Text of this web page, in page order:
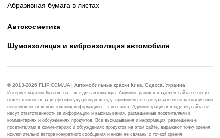
Абразивная бумага в листах
Автокосметика
Шумоизоляция и виброизоляция автомобиля
© 2013-2026 FLIP.COM.UA | Автомобильные краски Киев, Одесса, Украина
Интернет-магазин flip.com.ua – все для автомаляра. Администрация и владелец сайта не несут
ответственности за ущерб или упущенную выгоду, причинённые в результате использования или
невозможности использования информации с этого сайта. Администрация и владелец сайта не
несут ответственности за информацию и высказывания, размещённые посетителями в
комментариях и обсуждениях продуктов. Все высказывания и информация, размещённые
посетителями в комментариях и обсуждениях продуктов на этом сайте, выражают точку зрения
исключительно автора конкретного сообщения и никак не связаны с точкой зрения